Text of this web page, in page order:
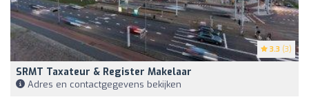
3.3 (3)
SRMT Taxateur & Register Makelaar
Adres en contactgegevens bekijken